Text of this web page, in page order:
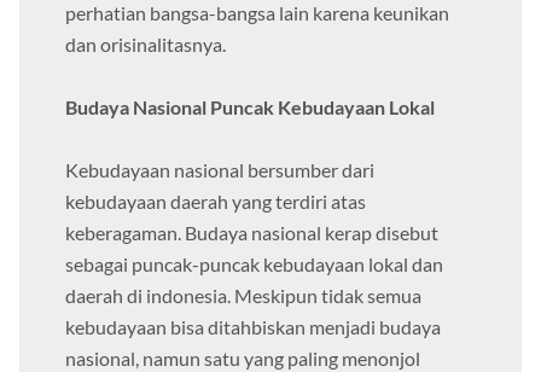
perhatian bangsa-bangsa lain karena keunikan
dan orisinalitasnya.
Budaya Nasional Puncak Kebudayaan Lokal
Kebudayaan nasional bersumber dari
kebudayaan daerah yang terdiri atas
keberagaman. Budaya nasional kerap disebut
sebagai puncak-puncak kebudayaan lokal dan
daerah di indonesia. Meskipun tidak semua
kebudayaan bisa ditahbiskan menjadi budaya
nasional, namun satu yang paling menonjol